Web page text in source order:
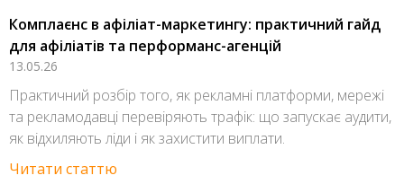
Комплаєнс в афіліат-маркетингу: практичний гайд
для афіліатів та перформанс-агенцій
13.05.26
Практичний розбір того, як рекламні платформи, мережі
та рекламодавці перевіряють трафік: що запускає аудити,
як відхиляють ліди і як захистити виплати.
Читати статтю